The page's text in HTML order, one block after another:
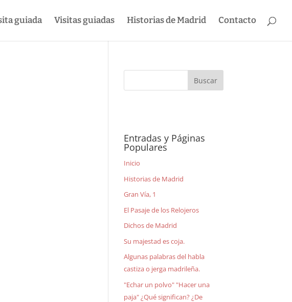
guiada Visitas guiadas Historias de Madrid Contacto
Entradas y Páginas
Populares
Inicio
Historias de Madrid
Gran Vía, 1
El Pasaje de los Relojeros
Dichos de Madrid
Su majestad es coja.
Algunas palabras del habla
castiza o jerga madrileña.
"Echar un polvo" "Hacer una
paja" ¿Qué significan? ¿De